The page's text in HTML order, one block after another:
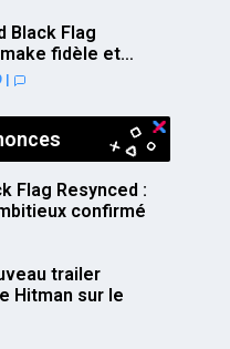
Black Flag
fidèle et
pour juillet sur
Flag Resynced :
confirmé
trailer
Hitman sur le